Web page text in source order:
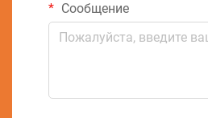
Сообщение